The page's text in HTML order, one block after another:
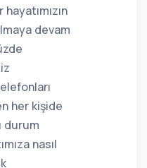
devam
her kişide
durum
nasıl